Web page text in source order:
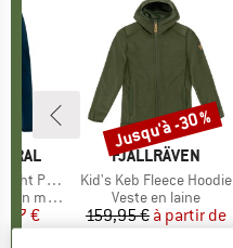
Hoodie
mérinos
réduit
€
MARQUE
FJÄLLRÄVEN
Article
Kid's Keb Fleece Hoodie
Product group
Veste en laine
Prix
159,95 € Prix réduit
à partir de
Remise
Jusqu'à -30 %